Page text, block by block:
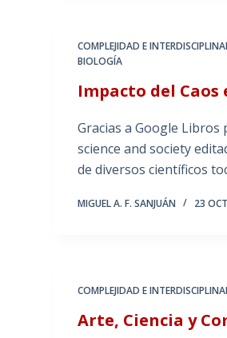
COMPLEJIDAD E
BIOLOGÍA
Impacto del Caos
Gracias a Google
science and society
de diversos científicos
MIGUEL A. F. SANJUÁN 23
COMPLEJIDAD E
Arte, Ciencia y